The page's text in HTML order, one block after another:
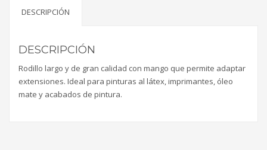
DESCRIPCIÓN
DESCRIPCIÓN
Rodillo largo y de gran calidad con mango que permite adaptar
extensiones. Ideal para pinturas al látex, imprimantes, óleo
mate y acabados de pintura.